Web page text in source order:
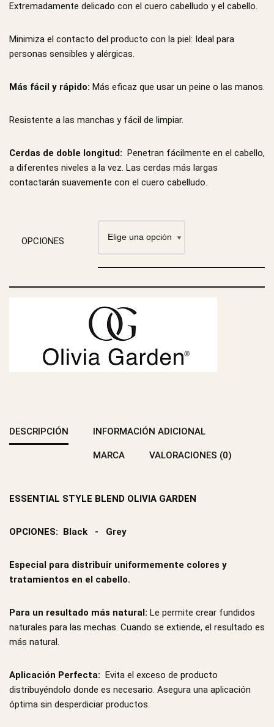
Extremadamente delicado con el cuero cabelludo y el cabello.
Minimiza el contacto del producto con la piel: Ideal para
personas sensibles y alérgicas.
Más fácil y rápido: Más eficaz que usar un peine o las manos.
Resistente a las manchas y fácil de limpiar.
Cerdas de doble longitud:
Penetran fácilmente en el cabello,
a diferentes niveles a la vez. Las cerdas más largas
contactarán suavemente con el cuero cabelludo.
OPCIONES
DESCRIPCIÓN INFORMACIÓN ADICIONAL
MARCA VALORACIONES (0)
ESSENTIAL STYLE BLEND OLIVIA GARDEN
OPCIONES: Black - Grey
Especial para distribuir uniformemente colores y
tratamientos en el cabello.
Para un resultado más natural: Le permite crear fundidos
naturales para las mechas. Cuando se extiende, el resultado es
más natural.
Aplicación Perfecta:
Evita el exceso de producto
distribuyéndolo donde es necesario. Asegura una aplicación
óptima sin desperdiciar productos.